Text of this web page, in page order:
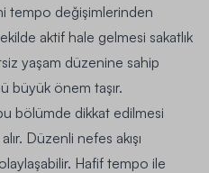
tempo değişimlerinden
aktif hale gelmesi sakatlık
yaşam düzenine sahip
büyük önem taşır.
bölümde dikkat edilmesi
Düzenli nefes akışı
Hafif tempo ile